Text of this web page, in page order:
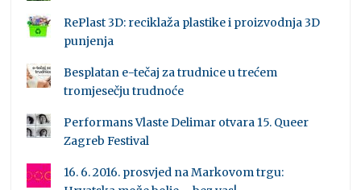
RePlast 3D: reciklaža plastike i proizvodnja 3D
punjenja
Besplatan e-tečaj za trudnice u trećem
tromjesečju trudnoće
Performans Vlaste Delimar otvara 15. Queer
Zagreb Festival
16. 6. 2016. prosvjed na Markovom trgu: